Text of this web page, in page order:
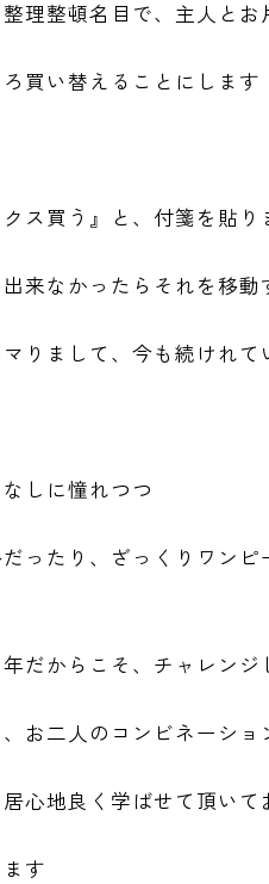
理整頓名目で、主人と
買い替えることにします
ス買う』と、付箋を貼り
来なかったらそれを移動
りまして、今も続けれて
しに憧れつつ
ったり、ざっくりワン
だからこそ、チャレンジ
お二人のコンビネーショ
心地良く学ばせて頂いて
す